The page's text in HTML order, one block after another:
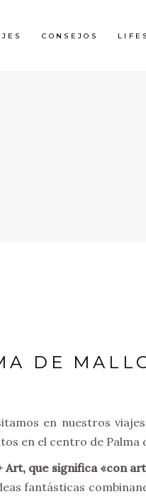
CONSEJOS
DE
en nuestros
en el centro de Palma
Art, que significa «con
fantásticas